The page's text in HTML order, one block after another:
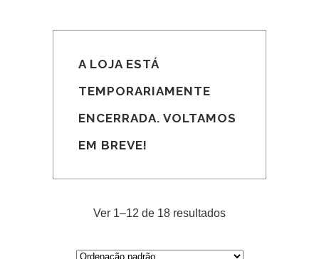
A LOJA ESTÁ
TEMPORARIAMENTE
ENCERRADA. VOLTAMOS
EM BREVE!
Ver 1–12 de 18 resultados